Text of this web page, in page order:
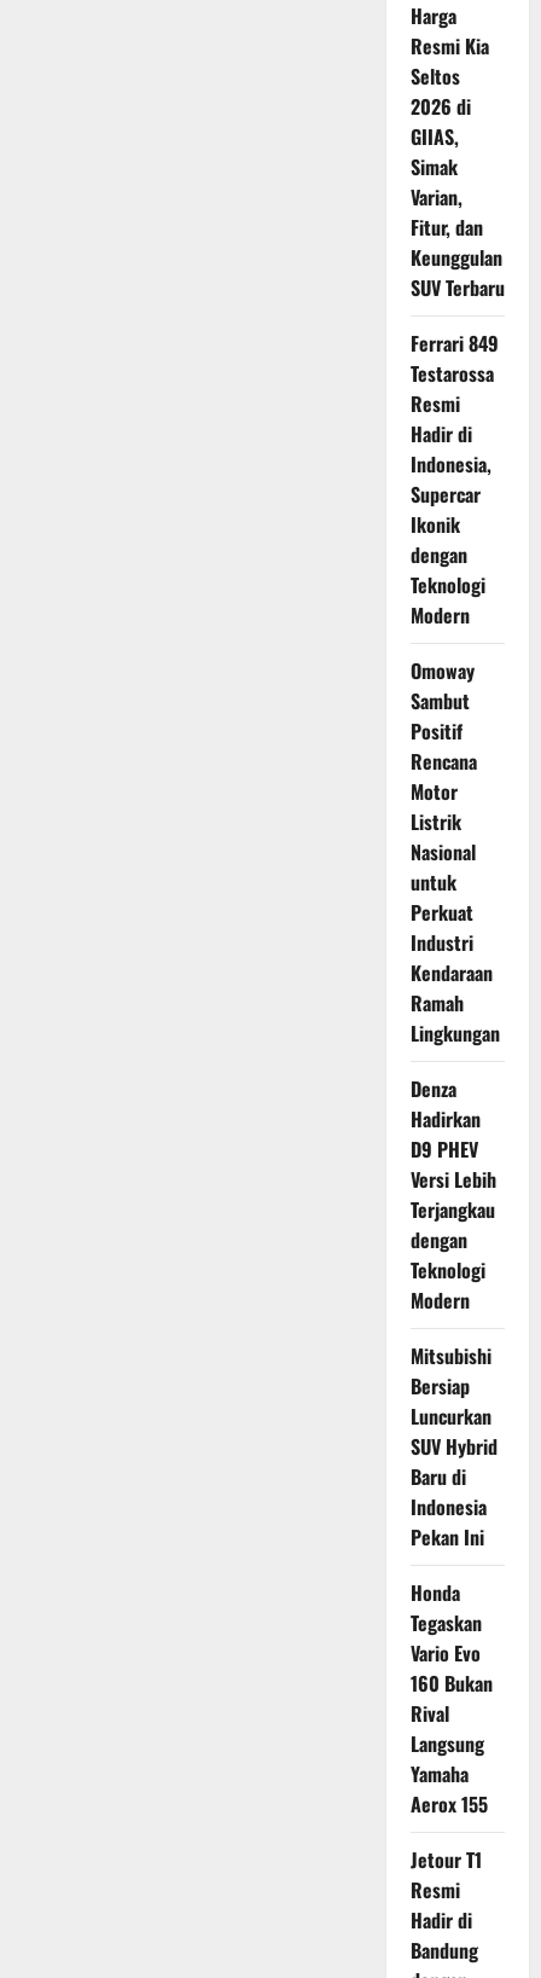
Harga
Resmi Kia
Seltos
2026 di
GIIAS,
Simak
Varian,
Fitur, dan
Keunggulan
SUV Terbaru
Ferrari 849
Testarossa
Resmi
Hadir di
Indonesia,
Supercar
Ikonik
dengan
Teknologi
Modern
Omoway
Sambut
Positif
Rencana
Motor
Listrik
Nasional
untuk
Perkuat
Industri
Kendaraan
Ramah
Lingkungan
Denza
Hadirkan
D9 PHEV
Versi Lebih
Terjangkau
dengan
Teknologi
Modern
Mitsubishi
Bersiap
Luncurkan
SUV Hybrid
Baru di
Indonesia
Pekan Ini
Honda
Tegaskan
Vario Evo
160 Bukan
Rival
Langsung
Yamaha
Aerox 155
Jetour T1
Resmi
Hadir di
Bandung